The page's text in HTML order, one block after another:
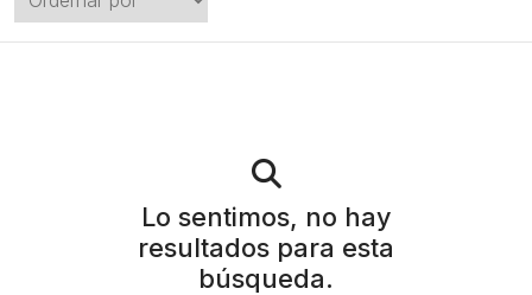
Lo sentimos, no hay
resultados para esta
búsqueda.